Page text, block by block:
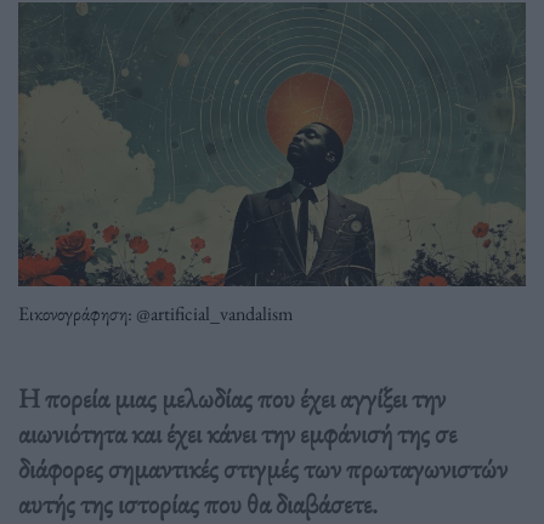
Εικονογράφηση: @artificial_vandalism
Η πορεία μιας μελωδίας που έχει αγγίξει την
αιωνιότητα και έχει κάνει την εμφάνισή της σε
διάφορες σημαντικές στιγμές των πρωταγωνιστών
αυτής της ιστορίας που θα διαβάσετε.